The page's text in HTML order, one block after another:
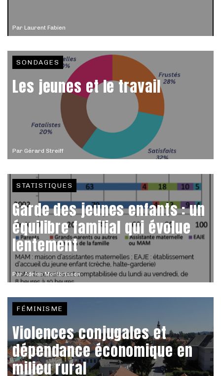
Par Laurent Fabien
Par Gérard Streiff
SONDAGES
Les jeunes et le travail
ParAdrien Montbrisson
STATISTIQUES
Garde des jeunes enfants : un
équilibre familial qui évolue
lentement
FÉMINISME
Violences conjugales et
dépendance économique en
milieu rural